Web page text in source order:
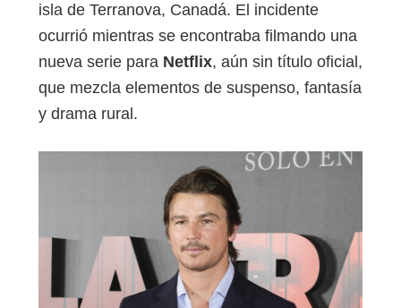
isla de Terranova, Canadá. El incidente
ocurrió mientras se encontraba filmando una
nueva serie para Netflix, aún sin título oficial,
que mezcla elementos de suspenso, fantasía
y drama rural.